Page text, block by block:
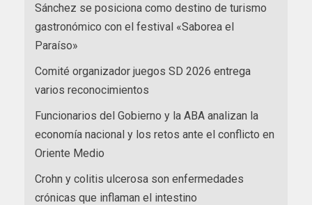
Sánchez se posiciona como destino de turismo
gastronómico con el festival «Saborea el
Paraíso»
Comité organizador juegos SD 2026 entrega
varios reconocimientos
Funcionarios del Gobierno y la ABA analizan la
economía nacional y los retos ante el conflicto en
Oriente Medio
Crohn y colitis ulcerosa son enfermedades
crónicas que inflaman el intestino